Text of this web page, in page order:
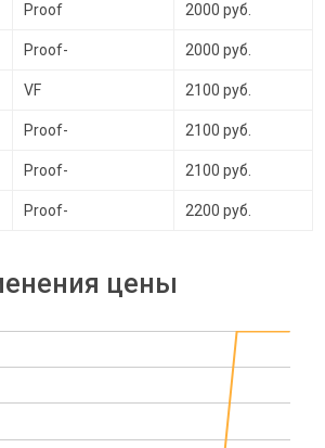
Proof 2000 руб.
Proof- 2000 руб.
VF 2100 руб.
Proof- 2100 руб.
Proof- 2100 руб.
Proof- 2200 руб.
цены